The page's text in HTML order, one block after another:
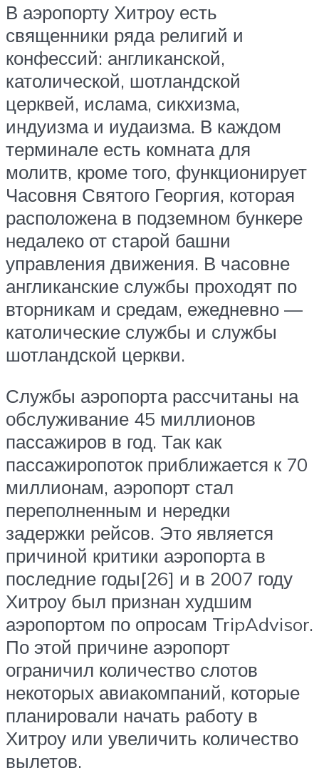
В аэропорту Хитроу есть
священники ряда религий и
конфессий: англиканской,
католической, шотландской
церквей, ислама, сикхизма,
индуизма и иудаизма. В каждом
терминале есть комната для
молитв, кроме того, функционирует
Часовня Святого Георгия, которая
расположена в подземном бункере
недалеко от старой башни
управления движения. В часовне
англиканские службы проходят по
вторникам и средам, ежедневно —
католические службы и службы
шотландской церкви.
Службы аэропорта рассчитаны на
обслуживание 45 миллионов
пассажиров в год. Так как
пассажиропоток приближается к 70
миллионам, аэропорт стал
переполненным и нередки
задержки рейсов. Это является
причиной критики аэропорта в
последние годы[26] и в 2007 году
Хитроу был признан худшим
аэропортом по опросам TripAdvisor.
По этой причине аэропорт
ограничил количество слотов
некоторых авиакомпаний, которые
планировали начать работу в
Хитроу или увеличить количество
вылетов.